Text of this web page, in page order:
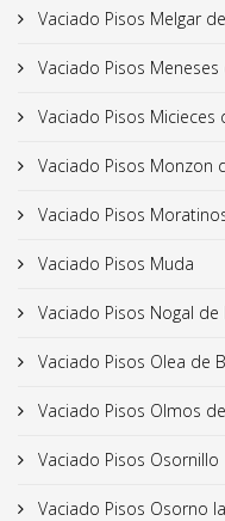
Vaciado Pisos Melgar
Vaciado Pisos
Vaciado Pisos Micieces
Vaciado Pisos Monzon
Vaciado Pisos
Vaciado Pisos Muda
Vaciado Pisos Nogal de
Vaciado Pisos Olea de
Vaciado Pisos Olmos
Vaciado Pisos Osornillo
Vaciado Pisos Osorno